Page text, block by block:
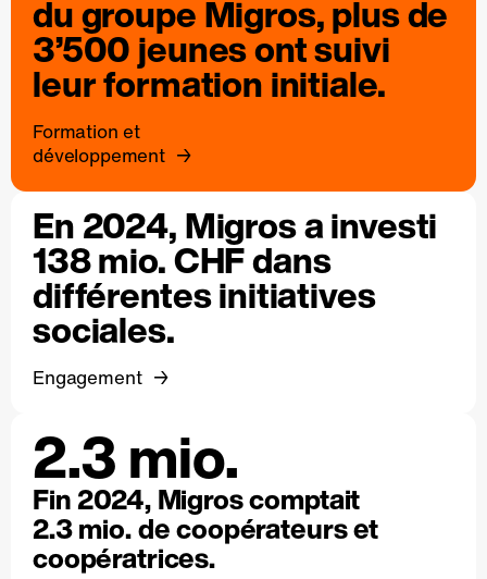
du groupe Migros, plus de
3’500 jeunes ont suivi
leur formation initiale.
Formation et
développement
En 2024, Migros a investi
138 mio. CHF dans
différentes initiatives
sociales.
Engagement
2.3 mio.
Fin 2024, Migros comptait
2.3 mio. de coopérateurs et
coopératrices.